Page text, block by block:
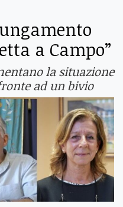
a Campo”
la situazione
ad un bivio